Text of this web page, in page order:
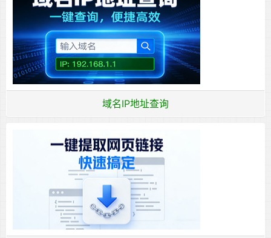
域名IP地址查询